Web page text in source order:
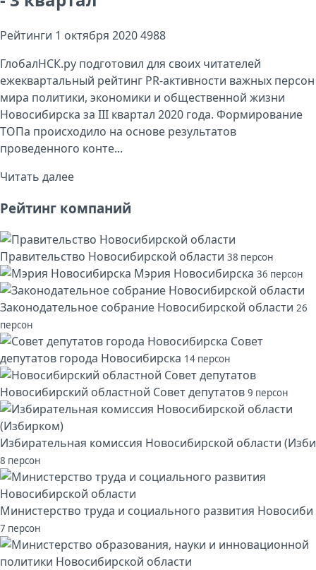
Рейтинги 1 октября 20204988
ГлобалНСК.ру подготовил для своих читателей
ежеквартальный рейтинг PR-активности важных персон
мира политики, экономики и общественной жизни
Новосибирска за III квартал 2020 года. Формирование
ТОПа происходило на основе результатов
проведенного конте...
Читать далее
Рейтинг компаний
Правительство Новосибирской области 38 персон
Мэрия Новосибирска 36 персон
Законодательное собрание Новосибирской области 26
персон
Совет
депутатов города Новосибирска 14 персон
Новосибирский областной Совет депутатов 9 персон
Избирательная комиссия Новосибирской области (Изби
8 персон
Министерство труда и социального развития Новосиби
7 персон